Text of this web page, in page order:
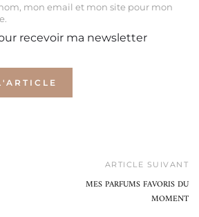
mon email et mon site pour mon
recevoir ma newsletter
ARTICLE SUIVANT
MES PARFUMS FAVORIS DU
MOMENT